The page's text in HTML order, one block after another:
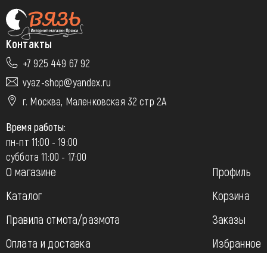
Контакты
+7 925 449 67 92
vyaz-shop@yandex.ru
г. Москва, Маленковская 32 стр 2А
Время работы:
пн-пт 11:00 - 19:00
суббота 11:00 - 17:00
О магазине
Каталог
Правила отмота/размота
Оплата и доставка
Профиль
Корзина
Заказы
Избранное